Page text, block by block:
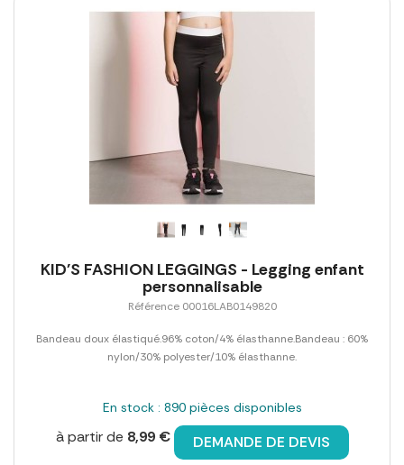
KID'S FASHION LEGGINGS - Legging enfant
personnalisable
Référence 00016LAB0149820
Bandeau doux élastiqué.96% coton/4% élasthanne.Bandeau : 60%
nylon/30% polyester/10% élasthanne.
En stock : 890 pièces disponibles
à partir de 8,99 € DEMANDE DE DEVIS